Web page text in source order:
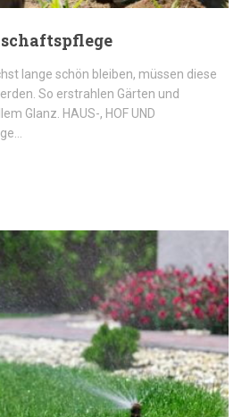
lange schön bleiben, müssen diese
So erstrahlen Gärten und
Glanz. HAUS-, HOF UND